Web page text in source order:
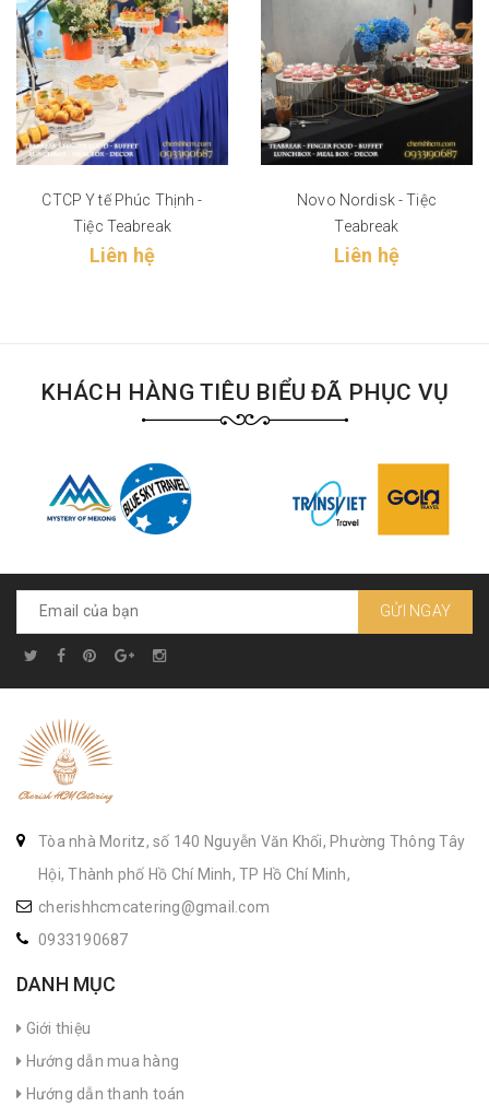
CTCP Y tế Phúc Thịnh -
Tiệc Teabreak
Liên hệ
Novo Nordisk - Tiệc
Teabreak
Liên hệ
KHÁCH HÀNG TIÊU BIỂU ĐÃ PHỤC VỤ
GỬI NGAY
Tòa nhà Moritz, số 140 Nguyễn Văn Khối, Phường Thông Tây
Hội, Thành phố Hồ Chí Minh, TP Hồ Chí Minh,
cherishhcmcatering@gmail.com
0933190687
DANH MỤC
Giới thiệu
Hướng dẫn mua hàng
Hướng dẫn thanh toán